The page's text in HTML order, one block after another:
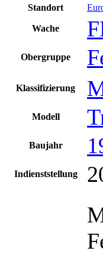
Standort
Wache
Obergruppe
Klassifizierung
Modell
Baujahr
Indienststellung